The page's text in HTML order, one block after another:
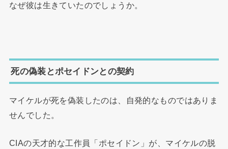
なぜ彼は生きていたのでしょうか。
死の偽装とポセイドンとの契約
マイケルが死を偽装したのは、自発的なものではありま
せんでした。
CIAの天才的な工作員「ポセイドン」が、マイケルの脱